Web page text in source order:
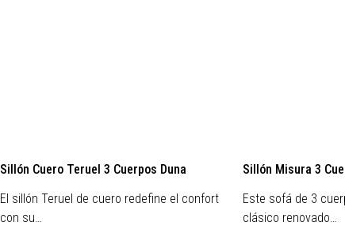
Sillón Cuero Teruel 3 Cuerpos Duna
El sillón Teruel de cuero redefine el confort
con su…
Sillón Misura 3
Este sofá de 3
clásico renovado…